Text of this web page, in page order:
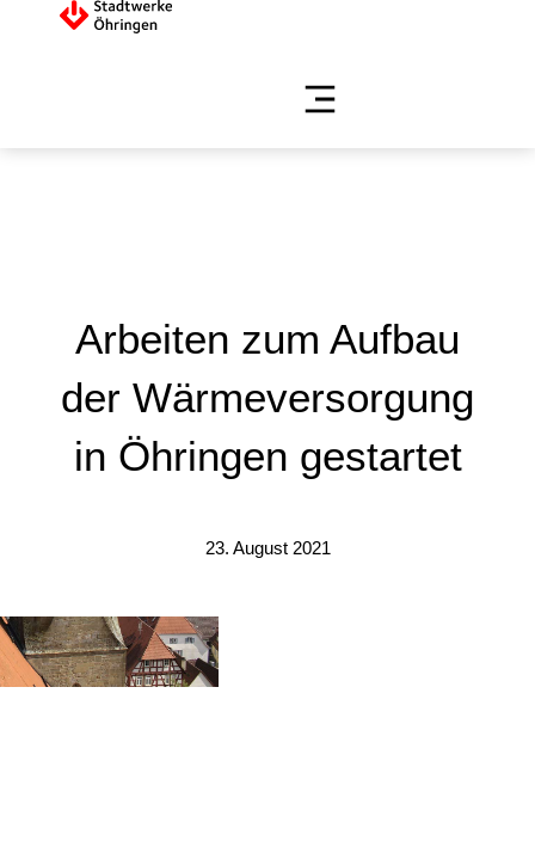
Arbeiten zum Aufbau
der Wärmeversorgung
in Öhringen gestartet
23. August 2021